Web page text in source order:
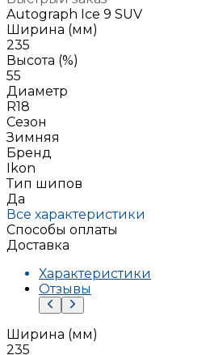
Autograph Ice 9 SUV
Ширина (мм)
235
Высота (%)
55
Диаметр
R18
Сезон
Зимняя
Бренд
Ikon
Тип шипов
Да
Все характеристики
Способы оплаты
Доставка
Характеристики
Отзывы
Ширина (мм)
235